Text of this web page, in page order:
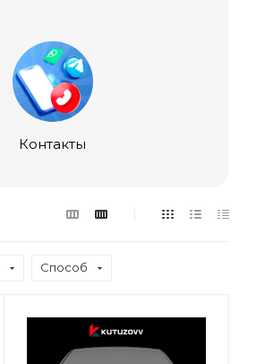
Контакты
Способ